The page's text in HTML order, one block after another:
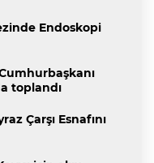
Endoskopi
toplandı
Çarşı Esnafını